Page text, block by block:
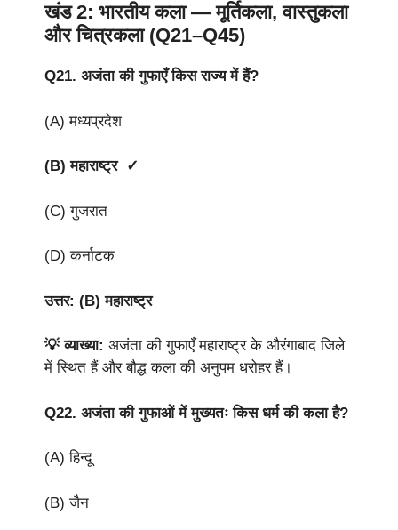
खंड 2: भारतीय कला — मूर्तिकला, वास्तुकला
और चित्रकला (Q21–Q45)
Q21. अजंता की गुफाएँ किस राज्य में हैं?
(A) मध्यप्रदेश
(B) महाराष्ट्र ✓
(C) गुजरात
(D) कर्नाटक
उत्तर: (B) महाराष्ट्र
💡 व्याख्या: अजंता की गुफाएँ महाराष्ट्र के औरंगाबाद जिले
में स्थित हैं और बौद्ध कला की अनुपम धरोहर हैं।
Q22. अजंता की गुफाओं में मुख्यतः किस धर्म की कला है?
(A) हिन्दू
(B) जैन